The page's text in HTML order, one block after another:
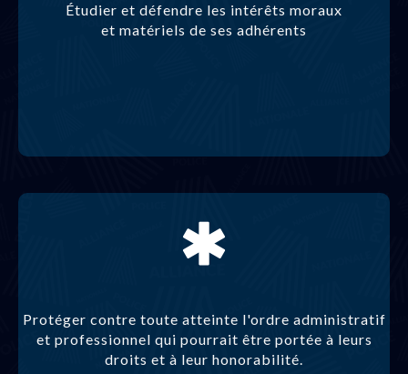
Étudier et défendre les intérêts moraux
et matériels de ses adhérents
Protéger contre toute atteinte l'ordre administratif
et professionnel qui pourrait être portée à leurs
droits et à leur honorabilité.